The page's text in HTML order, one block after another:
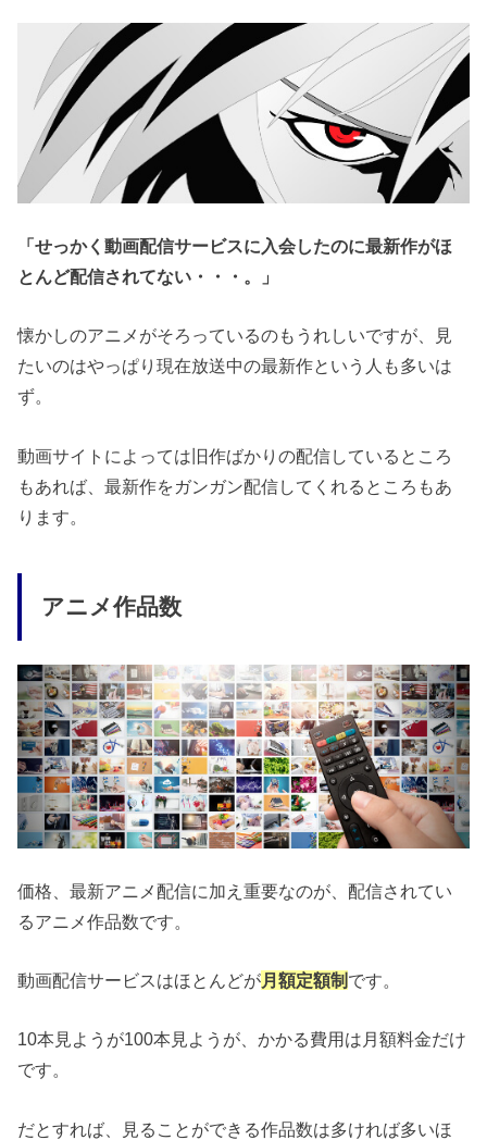
「せっかく動画配信サービスに入会したのに最新作がほ
とんど配信されてない・・・。」
懐かしのアニメがそろっているのもうれしいですが、見
たいのはやっぱり現在放送中の最新作という人も多いは
ず。
動画サイトによっては旧作ばかりの配信しているところ
もあれば、最新作をガンガン配信してくれるところもあ
ります。
アニメ作品数
価格、最新アニメ配信に加え重要なのが、配信されてい
るアニメ作品数です。
動画配信サービスはほとんどが月額定額制 です。
10本見ようが100本見ようが、かかる費用は月額料金だけ
です。
だとすれば、見ることができる作品数は多ければ多いほ